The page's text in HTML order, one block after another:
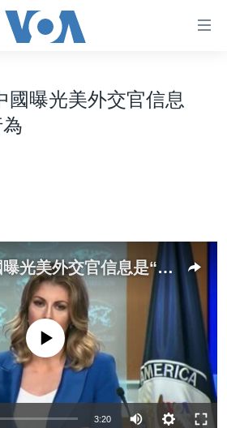
國曝光美外交官信息
美國務院：中國曝光美外交官信息是“流氓政權”所為
source currently available
3:20